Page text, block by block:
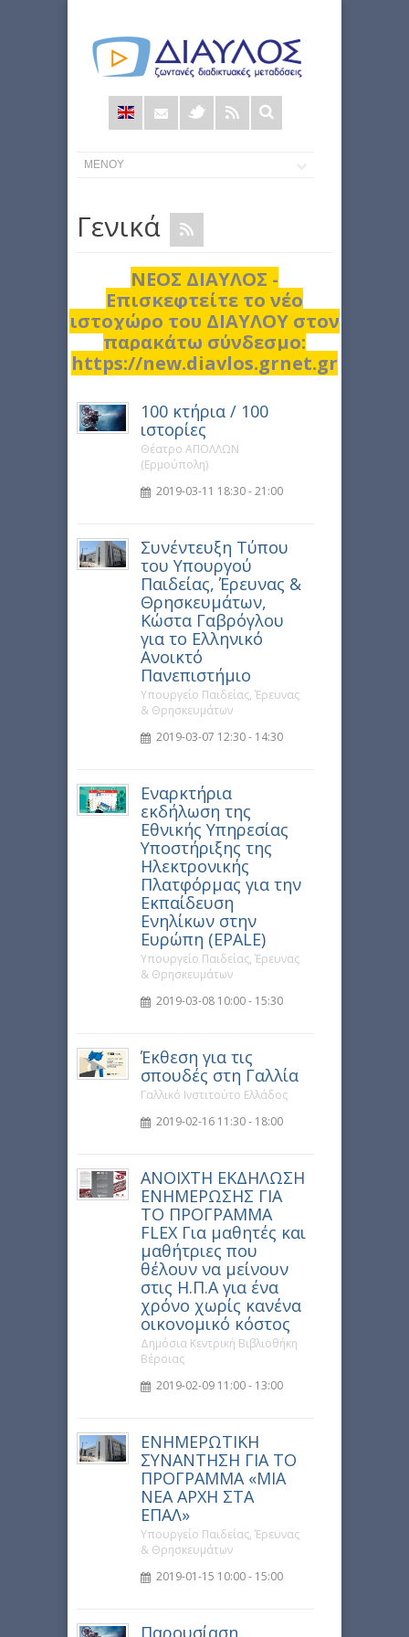
Φόρμα
αναζήτησης
Γενικά
ΝΕΟΣ ΔΙΑΥΛΟΣ -
Επισκεφτείτε το νέο
ιστοχώρο του ΔΙΑΥΛΟΥ στον
παρακάτω σύνδεσμο:
https://new.diavlos.grnet.gr
100 κτήρια / 100
ιστορίες
Θέατρο ΑΠΟΛΛΩΝ
(Ερμούπολη)
2019-03-11 18:30 - 21:00
Συνέντευξη Τύπου
του Υπουργού
Παιδείας, Έρευνας &
Θρησκευμάτων,
Κώστα Γαβρόγλου
για το Ελληνικό
Ανοικτό
Πανεπιστήμιο
Υπουργείο Παιδείας, Έρευνας
& Θρησκευμάτων
2019-03-07 12:30 - 14:30
Εναρκτήρια
εκδήλωση της
Εθνικής Υπηρεσίας
Υποστήριξης της
Ηλεκτρονικής
Πλατφόρμας για την
Εκπαίδευση
Ενηλίκων στην
Ευρώπη (EPALE)
Υπουργείο Παιδείας, Έρευνας
& Θρησκευμάτων
2019-03-08 10:00 - 15:30
Έκθεση για τις
σπουδές στη Γαλλία
Γαλλικό Ινστιτούτο Ελλάδος
2019-02-16 11:30 - 18:00
ΑΝΟΙΧΤΗ ΕΚΔΗΛΩΣΗ
ΕΝΗΜΕΡΩΣΗΣ ΓΙΑ
ΤΟ ΠΡΟΓΡΑΜΜΑ
FLEX Για μαθητές και
μαθήτριες που
θέλουν να μείνουν
στις Η.Π.Α για ένα
χρόνο χωρίς κανένα
οικονομικό κόστος
Δημόσια Κεντρική Βιβλιοθήκη
Βέροιας
2019-02-09 11:00 - 13:00
ΕΝΗΜΕΡΩΤΙΚΗ
ΣΥΝΑΝΤΗΣΗ ΓΙΑ ΤΟ
ΠΡΟΓΡΑΜΜΑ «ΜΙΑ
ΝΕΑ ΑΡΧΗ ΣΤΑ
ΕΠΑΛ»
Υπουργείο Παιδείας, Έρευνας
& Θρησκευμάτων
2019-01-15 10:00 - 15:00